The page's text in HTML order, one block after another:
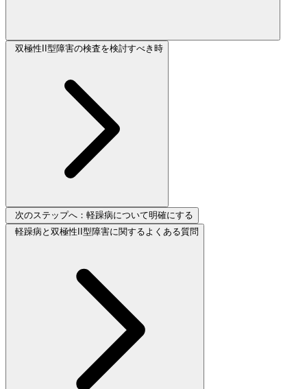
双極性II型障害の検査を検討すべき時
次のステップへ：軽躁病について明確にする
軽躁病と双極性II型障害に関するよくある質問